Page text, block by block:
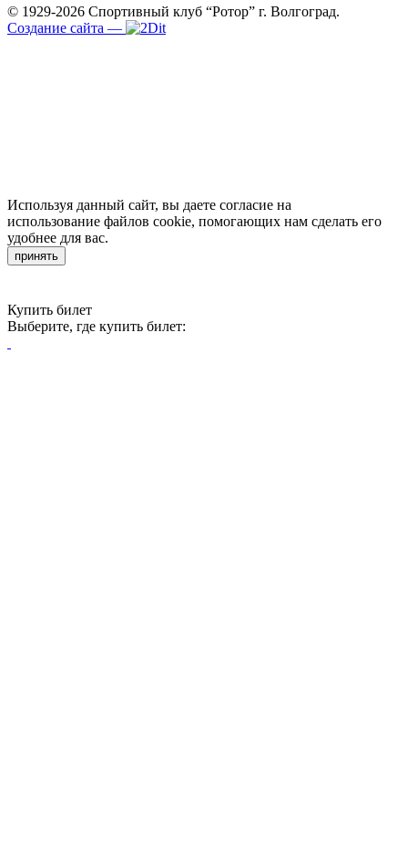
© 1929-2026 Спортивный клуб “Ротор” г. Волгоград.
Создание сайта —
Используя данный сайт, вы даете согласие на
использование файлов cookie, помогающих нам сделать его
удобнее для вас.
принять
Купить билет
Выберите, где купить билет: